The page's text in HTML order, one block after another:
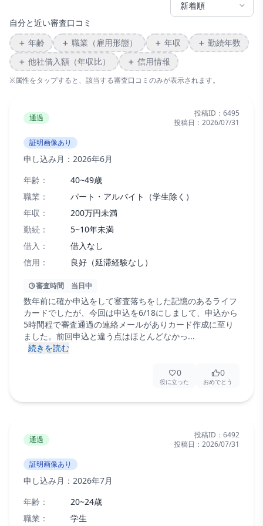
自分と近い審査口コミ
＋ 年齢 ＋ 職業（雇用形態） ＋ 年収 ＋ 勤続年数
＋ 他社借入額（年収比） ＋ 信用情報
※属性をタップすると、該当する審査口コミのみが表示されます。
通過 投稿ID： 6495
投稿日： 2026/07/31
証明画像あり
申し込み月： 2026年6月
年齢：
40~49歳
職業：
パート・アルバイト（学生除く）
年収：
200万円未満
勤続：
5~10年未満
借入：
借入なし
信用：
良好（延滞経験なし）
審査時間 当日中
数年前に確か申込をして審査落ちをした記憶のあるライフ
カードでしたが、今回は申込を6/18にしまして、申込から
5時間程で審査通過の連絡メールがありカード作成に至り
ました。前回申込と違う点はほとんどなかっ...
続きを読む
0
役に立った
0
おめでとう
通過 投稿ID： 6492
投稿日： 2026/07/31
証明画像あり
申し込み月： 2026年7月
年齢：
20~24歳
職業：
学生